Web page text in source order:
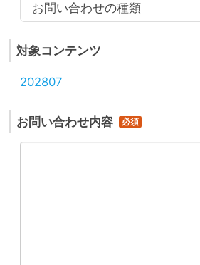
お問い合わせの種類
対象コンテンツ
202807
お問い合わせ内容